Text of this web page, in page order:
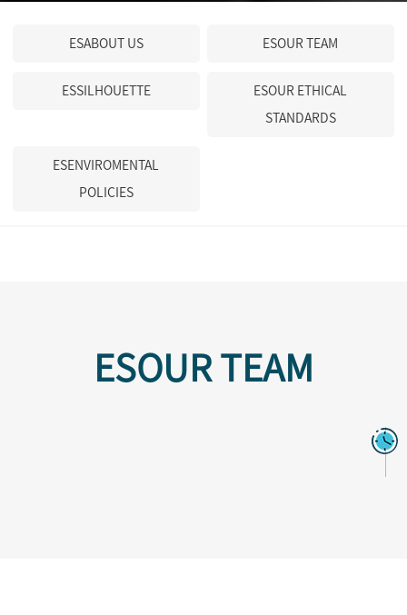
ESABOUT US ESOUR TEAM
ESSILHOUETTE ESOUR ETHICAL
STANDARDS
ESENVIROMENTAL
POLICIES
ESOUR TEAM